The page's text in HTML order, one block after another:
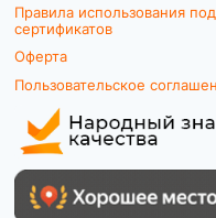
Правила использования
сертификатов
Оферта
Пользовательское